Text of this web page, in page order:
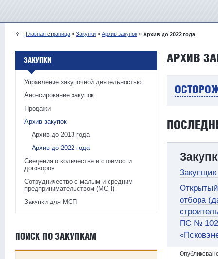
Главная страница » Закупки » Архив закупок » Архив до 2022 года
ЗАКУПКИ
Управление закупочной деятельностью
Анонсирование закупок
Продажи
Архив закупок
Архив до 2013 года
Архив до 2022 года
Сведения о количестве и стоимости
договоров
Сотрудничество с малым и средним
предпринимательством (МСП)
Закупки для МСП
ПОИСК ПО ЗАКУПКАМ
АРХИВ
Открытый
отбора
ПС №